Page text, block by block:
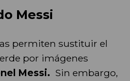
Messi
permiten sustituir el
por imágenes
Messi. Sin embargo,